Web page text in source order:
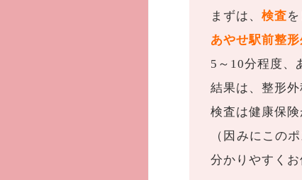
まずは、検査
あやせ駅前整
5～10分程度、
結果は、整形外
検査は健康保
（因みにこの
分かりやすく